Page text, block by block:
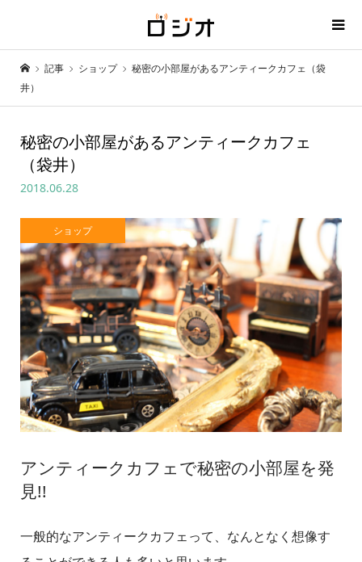
記事 ショップ
秘密の小部屋があるアンティークカフェ（袋
井）
秘密の小部屋があるアンティークカフェ
（袋井）
2018.06.28
ショップ
アンティークカフェで秘密の小部屋を発
見!!
一般的なアンティークカフェって、なんとなく想像す